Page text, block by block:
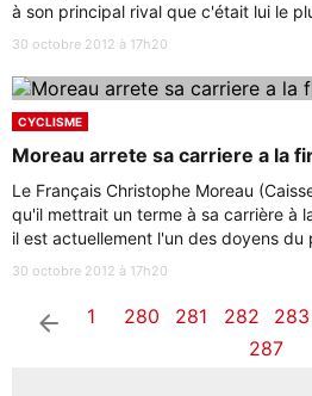
à son principal rival que c'était lui le
30 octobre 2012 à 17h20
CYCLISME
Moreau arrete sa carriere a la
Le Français Christophe Moreau
qu'il mettrait un terme à sa carrière à
il est actuellement l'un des doyens du
30 octobre 2012 à 17h20
arrow_left 1 280 281 282 283
287